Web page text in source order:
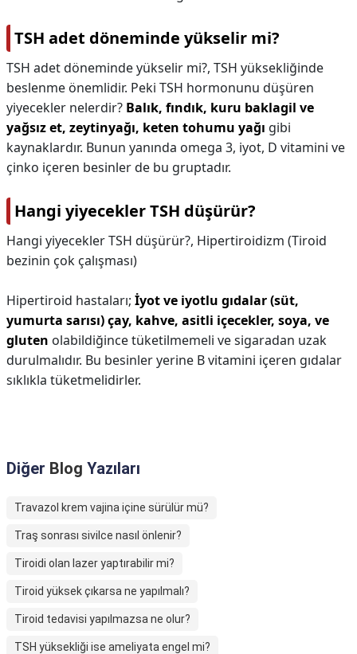
TSH adet döneminde yükselir mi?
TSH adet döneminde yükselir mi?, TSH yüksekliğinde
beslenme önemlidir. Peki TSH hormonunu düşüren
yiyecekler nelerdir? Balık, fındık, kuru baklagil ve
yağsız et, zeytinyağı, keten tohumu yağı gibi
kaynaklardır. Bunun yanında omega 3, iyot, D vitamini ve
çinko içeren besinler de bu gruptadır.
Hangi yiyecekler TSH düşürür?
Hangi yiyecekler TSH düşürür?, Hipertiroidizm (Tiroid
bezinin çok çalışması)
Hipertiroid hastaları; İyot ve iyotlu gıdalar (süt,
yumurta sarısı) çay, kahve, asitli içecekler, soya, ve
gluten olabildiğince tüketilmemeli ve sigaradan uzak
durulmalıdır. Bu besinler yerine B vitamini içeren gıdalar
sıklıkla tüketmelidirler.
Diğer Blog Yazıları
Travazol krem vajina içine sürülür mü?
Traş sonrası sivilce nasıl önlenir?
Tiroidi olan lazer yaptırabilir mi?
Tiroid yüksek çıkarsa ne yapılmalı?
Tiroid tedavisi yapılmazsa ne olur?
TSH yüksekliği ise ameliyata engel mi?